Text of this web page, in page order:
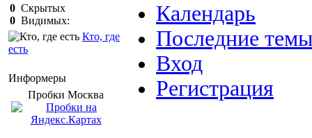
0 Скрытых
0 Видимых:
Кто, где
есть
Информеры
Пробки Mосква
Календарь
Последние
Вход
Регистрация